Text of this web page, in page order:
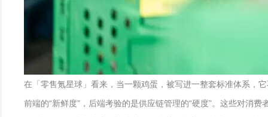
在「零售氪星球」看来，当一颗鸡蛋，被写进一整套标准体系，
前端的“新鲜度”，后端考验的是供应链管理的“硬度”。这些对消